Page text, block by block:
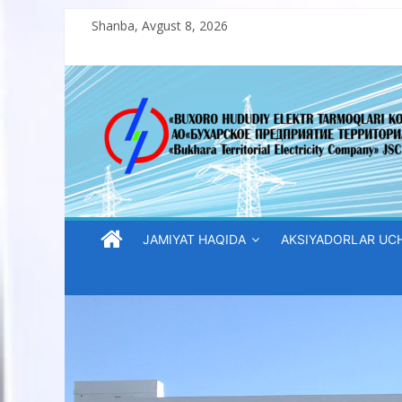
content
Shanba, Avgust 8, 2026
“Buxoro
hududiy
elektr
tarmoqlari
korxonasi”
“Buxoro
JAMIYAT HAQIDA AKSIYADORLAR